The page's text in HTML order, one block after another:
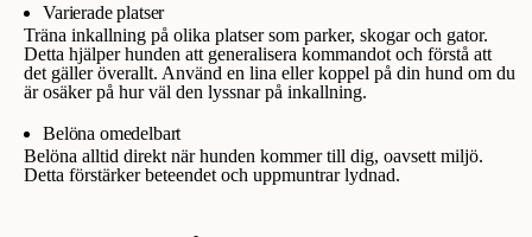
Varierade platser
Träna inkallning på olika platser som parker, skogar och gator.
Detta hjälper hunden att generalisera kommandot och förstå att
det gäller överallt. Använd en lina eller koppel på din hund om du
är osäker på hur väl den lyssnar på inkallning.
Belöna omedelbart
Belöna alltid direkt när hunden kommer till dig, oavsett miljö.
Detta förstärker beteendet och uppmuntrar lydnad.